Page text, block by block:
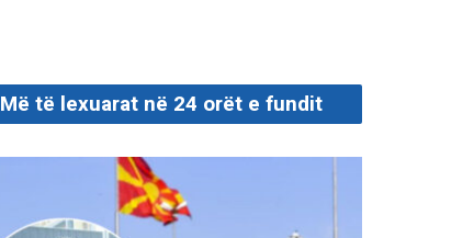
Më të lexuarat në 24 orët e fundit